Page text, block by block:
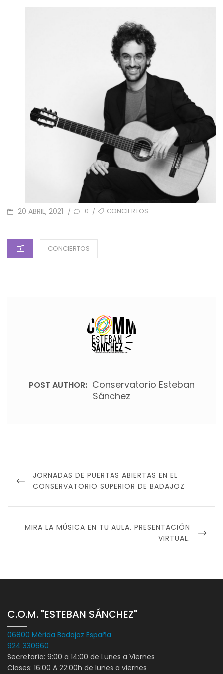
POSTED
20 ABRIL, 2021 / 0 / TAGSCONCIERTOS
CATEGORIES
CONCIERTOS
POST AUTHOR: Conservatorio Esteban
Sánchez
entradas
PREVIOUS
POST
JORNADAS DE PUERTAS ABIERTAS EN EL
CONSERVATORIO SUPERIOR DE BADAJOZ
NEXT
MIRA LA MÚSICA EN TU AULA. PRESENTACIÓN
VIRTUAL.
C.O.M. "ESTEBAN SÁNCHEZ"
06800 Mérida Badajoz España
924 330660
Secretaría: 9:00 a 14:00 de Lunes a Viernes
Clases: 16:00 A 22:00h de lunes a viernes